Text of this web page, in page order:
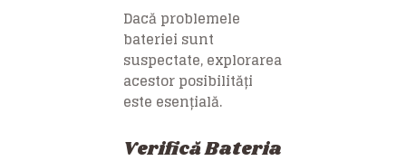
Dacă problemele
bateriei sunt
suspectate, explorarea
acestor posibilități
este esențială.
Verifică Bateria